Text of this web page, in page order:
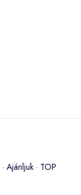
· Ajánljuk · TOP